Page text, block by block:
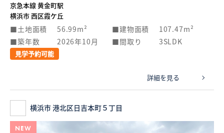
京急本線 黄金町駅
横浜市 西区霞ケ丘
土地面積 56.99m² 建物面積
107.47m²
築年数
2026年10月 間取り 3SLDK
見学予約可能
詳細を見る
横浜市 港北区日吉本町５丁目
NEW